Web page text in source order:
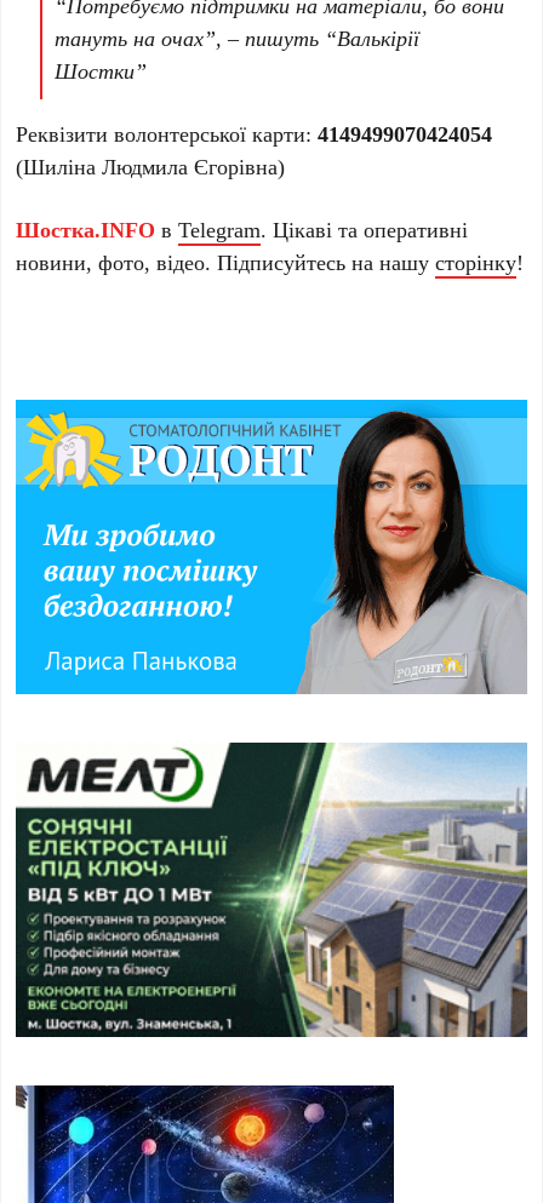
тануть на очах”, – пишуть “Валькірії
Шостки”
Реквізити волонтерської карти: 4149499070424054
(Шиліна Людмила Єгорівна)
Шостка.INFO вTelegram. Цікаві та оперативні
новини, фото, відео. Підписуйтесь на нашусторінку!